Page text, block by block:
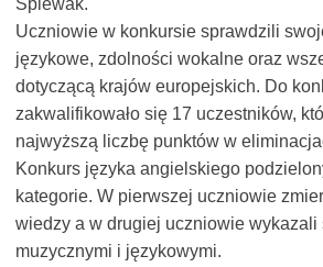
Uczniowie w konkursie sprawdzili
językowe, zdolności wokalne oraz
dotyczącą krajów europejskich. Do
zakwalifikowało się 17 uczestników,
najwyższą liczbę punktów w
Konkurs języka angielskiego
kategorie. W pierwszej uczniowie
wiedzy a w drugiej uczniowie wykazali
muzycznymi i językowymi.